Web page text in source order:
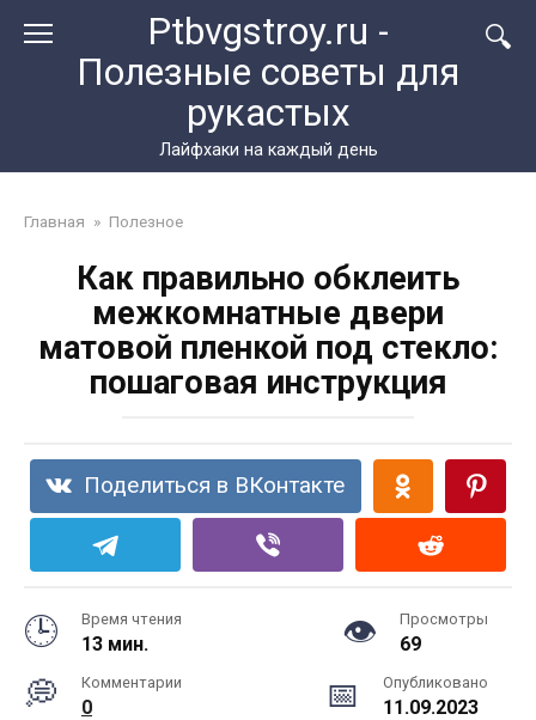
Ptbvgstroy.ru -
Полезные советы для
рукастых
Лайфхаки на каждый день
Главная » Полезное
Как правильно обклеить
межкомнатные двери
матовой пленкой под стекло:
пошаговая инструкция
Поделиться в ВКонтакте
Время чтения
13 мин.
Просмотры
69
Комментарии
0
Опубликовано
11.09.2023